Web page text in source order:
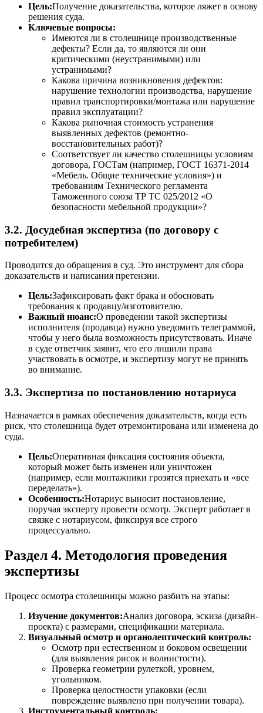
Цель:Получение доказательства, которое ляжет в основу
решения суда.
Ключевые вопросы:
Имеются ли в столешнице производственные
дефекты? Если да, то являются ли они
критическими (неустранимыми) или
устранимыми?
Какова причина возникновения дефектов:
нарушение технологии производства, нарушение
правил транспортировки/монтажа или нарушение
правил эксплуатации?
Какова рыночная стоимость устранения
выявленных дефектов (ремонтно-
восстановительных работ)?
Соответствует ли качество столешницы условиям
договора, ГОСТам (например, ГОСТ 16371-2014
«Мебель. Общие технические условия») и
требованиям Технического регламента
Таможенного союза ТР ТС 025/2012 «О
безопасности мебельной продукции»?
3.2. Досудебная экспертиза (по договору с
потребителем)
Проводится до обращения в суд. Это инструмент для сбора
доказательств и написания претензии.
Цель:Зафиксировать факт брака и обосновать
требования к продавцу/изготовителю.
Важный нюанс:О проведении такой экспертизы
исполнителя (продавца) нужно уведомить телеграммой,
чтобы у него была возможность присутствовать. Иначе
в суде ответчик заявит, что его лишили права
участвовать в осмотре, и экспертизу могут не принять
во внимание.
3.3. Экспертиза по постановлению нотариуса
Назначается в рамках обеспечения доказательств, когда есть
риск, что столешница будет отремонтирована или изменена до
суда.
Цель:Оперативная фиксация состояния объекта,
который может быть изменен или уничтожен
(например, если монтажники грозятся приехать и «все
переделать»).
Особенность:Нотариус выносит постановление,
поручая эксперту провести осмотр. Эксперт работает в
связке с нотариусом, фиксируя все строго
процессуально.
Раздел 4. Методология проведения
экспертизы
Процесс осмотра столешницы можно разбить на этапы:
Изучение документов:Анализ договора, эскиза (дизайн-
проекта) с размерами, спецификации материала.
Визуальный осмотр и органолептический контроль:
Осмотр при естественном и боковом освещении
(для выявления рисок и волнистости).
Проверка геометрии рулеткой, уровнем,
угольником.
Проверка целостности упаковки (если
повреждение выявлено при получении товара).
Инструментальный контроль: